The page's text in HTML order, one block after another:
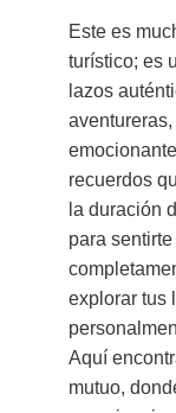
Este es
turístico; es
lazos
recuerdos
la duración
para
explorar tus
Aquí
mutuo,